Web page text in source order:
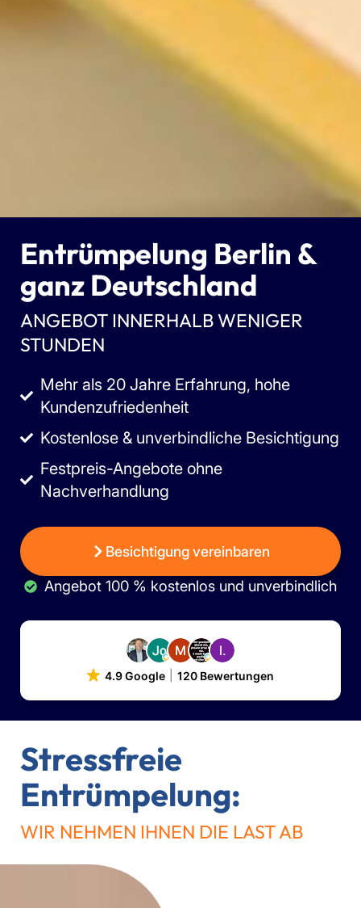
Entrümpelung Berlin &
ganz Deutschland
ANGEBOT INNERHALB WENIGER
STUNDEN
Mehr als 20 Jahre Erfahrung, hohe
Kundenzufriedenheit
Kostenlose & unverbindliche Besichtigung
Festpreis-Angebote ohne
Nachverhandlung
Besichtigung vereinbaren
Angebot 100 % kostenlos und unverbindlich
4.9 Google 120 Bewertungen
Stressfreie
Entrümpelung:
WIR NEHMEN IHNEN DIE LAST AB